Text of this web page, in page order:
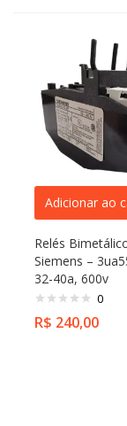
Adicionar ao
Relés
Siemens –
32-40a, 600v
0
R$ 240,00